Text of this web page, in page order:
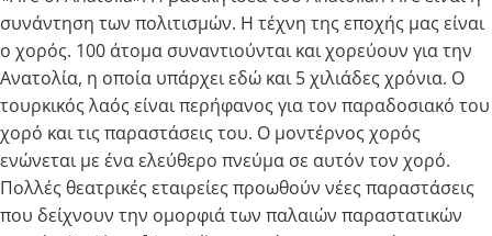
συνάντηση των πολιτισμών. Η τέχνη της εποχής μας είναι
ο χορός. 100 άτομα συναντιούνται και χορεύουν για την
Ανατολία, η οποία υπάρχει εδώ και 5 χιλιάδες χρόνια. Ο
τουρκικός λαός είναι περήφανος για τον παραδοσιακό του
χορό και τις παραστάσεις του. Ο μοντέρνος χορός
ενώνεται με ένα ελεύθερο πνεύμα σε αυτόν τον χορό.
Πολλές θεατρικές εταιρείες προωθούν νέες παραστάσεις
που δείχνουν την ομορφιά των παλαιών παραστατικών